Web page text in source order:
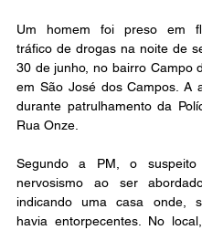
Um homem foi preso em
tráfico de drogas na noite de
30 de junho, no bairro Campo
em São José dos Campos. A
durante patrulhamento da
Rua Onze.
Segundo a PM, o suspeito
nervosismo ao ser
indicando uma casa onde,
havia entorpecentes. No